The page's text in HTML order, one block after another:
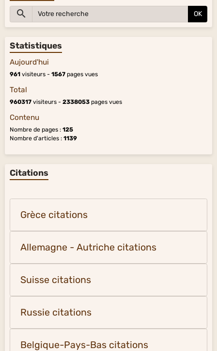
OK
Statistiques
Aujourd'hui
961 visiteurs - 1567 pages vues
Total
960317 visiteurs - 2338053 pages vues
Contenu
Nombre de pages : 125
Nombre d'articles : 1139
Citations
Grèce citations
Allemagne - Autriche citations
Suisse citations
Russie citations
Belgique-Pays-Bas citations